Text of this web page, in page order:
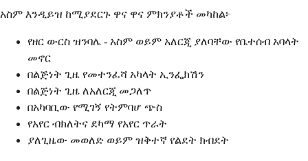
አስም እንዲይዝ ከሚያደርጉ ዋና ዋና ምክንያቶች መካከል፦
የዘር ውርስ ዝንባሌ - አስም ወይም አለርጂ ያለባቸው የቤተሰብ አባላት
መኖር
በልጅነት ጊዜ የመተንፈሻ አካላት ኢንፌክሽን
በልጅነት ጊዜ ለአለርጂ መጋለጥ
በአካባቢው የሚገኝ የትምባሆ ጭስ
የአየር ብክለትና ደካማ የአየር ጥራት
ያለጊዜው መወለድ ወይም ዝቅተኛ የልደት ክብደት